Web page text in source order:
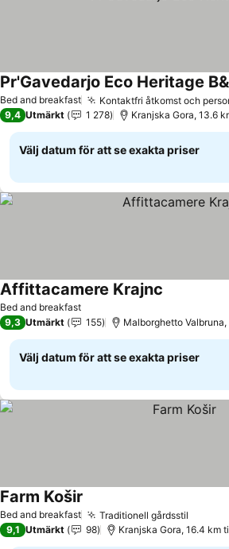
Bed and breakfast Kontaktfri åtkomst och
Pr'Gavedarjo Eco Heritage
9,4 Utmärkt 1 278 Kranjska Gora, 13.6
Välj datum för att se exakta priser
Bed and breakfast
Affittacamere Krajnc
9,3 Utmärkt 155 Malborghetto
Välj datum för att se exakta priser
Bed and breakfast Traditionell gårdsstil
Farm Košir
9,1 Utmärkt 98 Kranjska Gora, 16.4 km